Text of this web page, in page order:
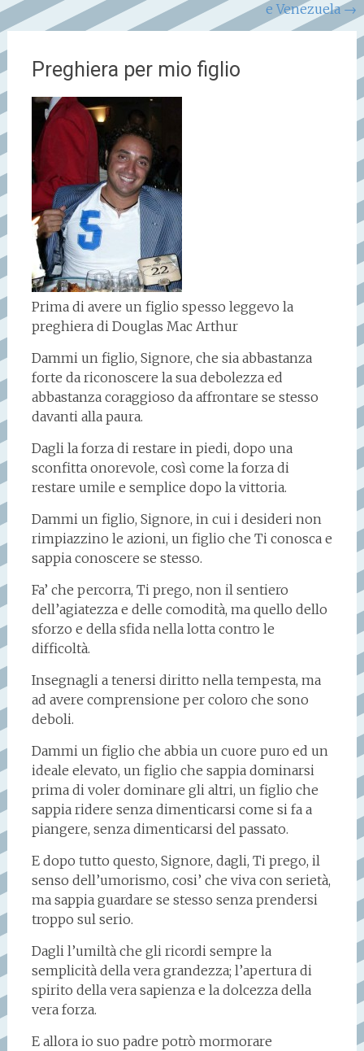
e Venezuela→
Preghiera per mio figlio
Prima di avere un figlio spesso leggevo la
preghiera di Douglas Mac Arthur
Dammi un figlio, Signore, che sia abbastanza
forte da riconoscere la sua debolezza ed
abbastanza coraggioso da affrontare se stesso
davanti alla paura.
Dagli la forza di restare in piedi, dopo una
sconfitta onorevole, così come la forza di
restare umile e semplice dopo la vittoria.
Dammi un figlio, Signore, in cui i desideri non
rimpiazzino le azioni, un figlio che Ti conosca e
sappia conoscere se stesso.
Fa’ che percorra, Ti prego, non il sentiero
dell’agiatezza e delle comodità, ma quello dello
sforzo e della sfida nella lotta contro le
difficoltà.
Insegnagli a tenersi diritto nella tempesta, ma
ad avere comprensione per coloro che sono
deboli.
Dammi un figlio che abbia un cuore puro ed un
ideale elevato, un figlio che sappia dominarsi
prima di voler dominare gli altri, un figlio che
sappia ridere senza dimenticarsi come si fa a
piangere, senza dimenticarsi del passato.
E dopo tutto questo, Signore, dagli, Ti prego, il
senso dell’umorismo, cosi’ che viva con serietà,
ma sappia guardare se stesso senza prendersi
troppo sul serio.
Dagli l’umiltà che gli ricordi sempre la
semplicità della vera grandezza; l’apertura di
spirito della vera sapienza e la dolcezza della
vera forza.
E allora io suo padre potrò mormorare